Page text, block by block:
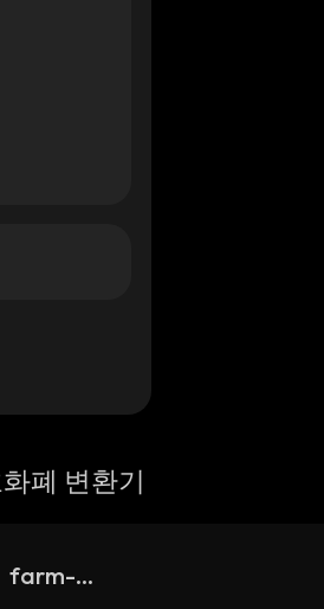
폐 변환기
farm-defi